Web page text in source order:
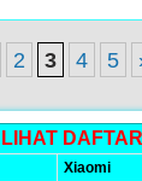
2 3 4 5
LIHAT
Xiaomi